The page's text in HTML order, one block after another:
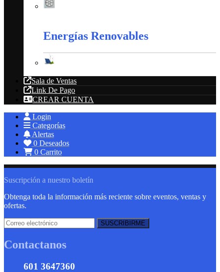
Energías Renovables
Sala de Ventas
Link De Pago
CREAR CUENTA
Login
Categorías
Alertas
0 Deseados
0 Carrito
Suscripción a nuestro boletín
Obtenga toda la información más reciente sobre eventos, ventas y
ofertas.
Contactanos
601 3647360